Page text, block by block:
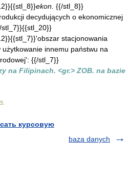
ekon. {{/stl_8}}
decydujących o ekonomicznej
stl_7}}{{stl_20}}
stacjonowania
innemu państwu na
{{/stl_7}}
na Filipinach. <gr.> ZOB. na bazie
курсовую
baza danych